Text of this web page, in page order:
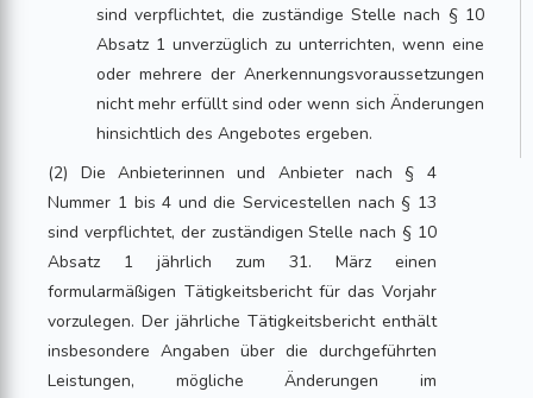
sind verpflichtet, die zuständige Stelle nach § 10
Absatz 1 unverzüglich zu unterrichten, wenn eine
oder mehrere der Anerkennungsvoraussetzungen
nicht mehr erfüllt sind oder wenn sich Änderungen
hinsichtlich des Angebotes ergeben.
(2) Die Anbieterinnen und Anbieter nach § 4
Nummer 1 bis 4 und die Servicestellen nach § 13
sind verpflichtet, der zuständigen Stelle nach § 10
Absatz 1 jährlich zum 31. März einen
formularmäßigen Tätigkeitsbericht für das Vorjahr
vorzulegen. Der jährliche Tätigkeitsbericht enthält
insbesondere Angaben über die durchgeführten
Leistungen, mögliche Änderungen im